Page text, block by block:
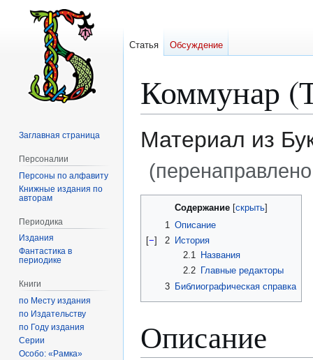
Коммунар
Материал из
Перейти
Перейти
Содержание
1 Описание
[−] 2
История
2.1
Названия
2.2 Главные редакторы
3 Библиографическая справка
Описание
Статья Обсуждение
Заглавная страница
Персоналии
Персоны по алфавиту
Книжные издания по
авторам
Периодика
Издания
Фантастика в
периодике
Книги
по Месту издания
по Издательству
по Году издания
Серии
Особо: «Рамка»